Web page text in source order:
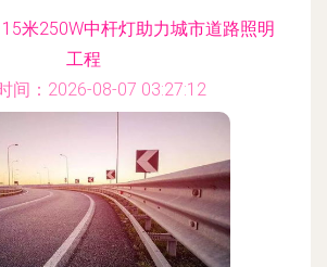
米250W中杆灯助力城市道路照明
工程
间：2026-08-07 03:27:12